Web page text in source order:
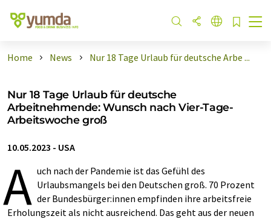
Home News Nur 18 Tage Urlaub für deutsche Arbe ...
Nur 18 Tage Urlaub für deutsche
Arbeitnehmende: Wunsch nach Vier-Tage-
Arbeitswoche groß
10.05.2023 - USA
A uch nach der Pandemie ist das Gefühl des
Urlaubsmangels bei den Deutschen groß. 70 Prozent
der Bundesbürger:innen empfinden ihre arbeitsfreie
Erholungszeit als nicht ausreichend. Das geht aus der neuen